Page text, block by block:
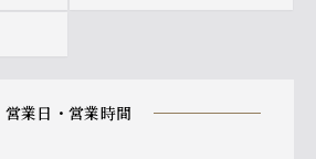
営業日・営業時間